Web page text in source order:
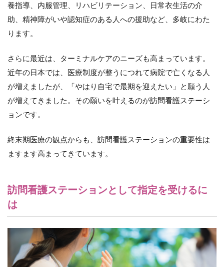
養指導、内服管理、リハビリテーション、日常衣生活の介
助、精神障がいや認知症のある人への援助など、多岐にわた
ります。
さらに最近は、ターミナルケアのニーズも高まっています。
近年の日本では、医療制度が整うにつれて病院で亡くなる人
が増えましたが、「やはり自宅で最期を迎えたい」と願う人
が増えてきました。その願いを叶えるのが訪問看護ステーシ
ョンです。
終末期医療の観点からも、訪問看護ステーションの重要性は
ますます高まってきています。
訪問看護ステーションとして指定を受けるに
は